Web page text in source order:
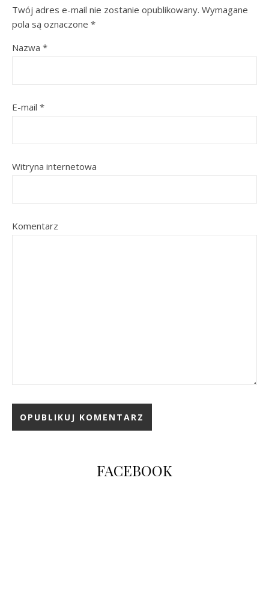
Twój adres e-mail nie zostanie opublikowany. Wymagane
pola są oznaczone *
Nazwa *
E-mail *
Witryna internetowa
Komentarz
FACEBOOK